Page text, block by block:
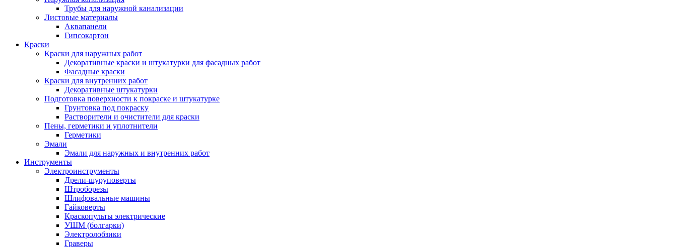
Трубы для наружной канализации
Листовые материалы
Аквапанели
Гипсокартон
Краски
Краски для наружных работ
Декоративные краски и штукатурки для фасадных работ
Фасадные краски
Краски для внутренних работ
Декоративные штукатурки
Подготовка поверхности к покраске и штукатурке
Грунтовка под покраску
Растворители и очистители для краски
Пены, герметики и уплотнители
Герметики
Эмали
Эмали для наружных и внутренних работ
Инструменты
Электроинструменты
Дрели-шуруповерты
Штроборезы
Шлифовальные машины
Гайковерты
Краскопульты электрические
УШМ (болгарки)
Электролобзики
Граверы